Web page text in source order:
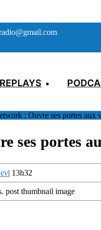
REPLAYS
: Ouvre ses portes aux
ses portes
| 13h32